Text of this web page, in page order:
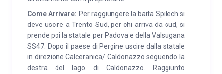
sauna esterna, in giardino, in scandole di legno in
comune con la baita Mandrett, servizio extra a
pagamento. Per chi desideri passeggiare nella natura
il torrente Centa con le sue acque fresche ed
impetuose offre un percorso costellato dei vecchi
mulini ad acqua che porta fino alle cascate del
Come Arrivare: Per raggiungere la baita Spilech si
deve uscire a Trento Sud, per chi arriva da sud, si
prende poi la statale per Padova e della Valsugana
SS47. Dopo il paese di Pergine uscire dalla statale
in direzione Calceranica/ Caldonazzo seguendo la
destra del lago di Caldonazzo. Raggiunto